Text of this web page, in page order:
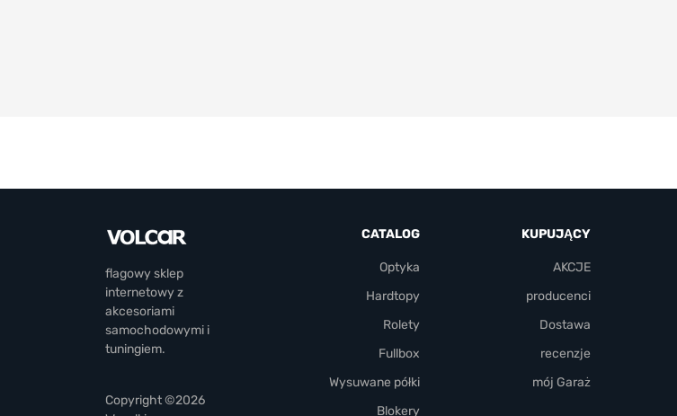
flagowy sklep
internetowy z
akcesoriami
samochodowymi i
tuningiem.
Copyright ©2026
CATALOG
Optyka
Hardtopy
Rolety
Fullbox
Wysuwane półki
Blokery
KUPUJĄCY
AKCJE
producenci
Dostawa
recenzje
mój Garaż